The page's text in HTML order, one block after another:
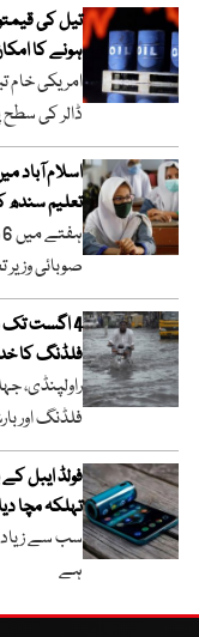
تیل کی
ہونے کا
ڈالر کی سطح
اسلام
تعلیم سندھ
صوبائی وزیر
4 اگست تک
فلڈنگ کا
راولپنڈی،
فلڈنگ اور
فولڈ ایبل
تہلکہ مچا
سب سے
ہے